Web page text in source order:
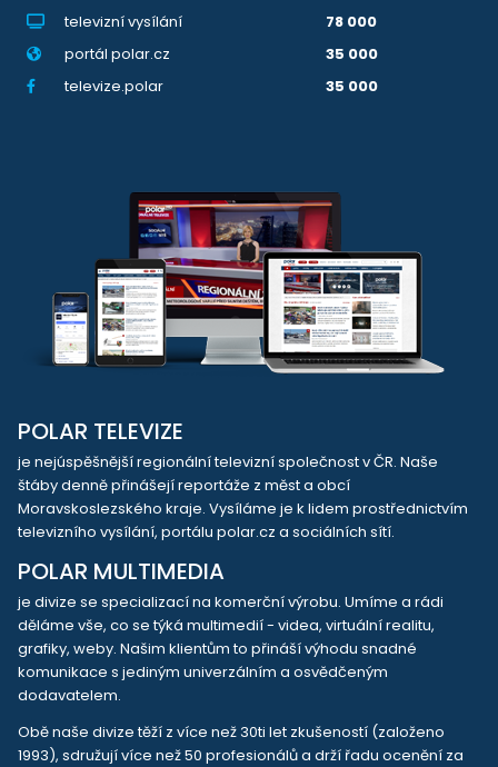
televizní vysílání
78 000
portál polar.cz
35 000
televize.polar
35 000
POLAR TELEVIZE
je nejúspěšnější regionální televizní společnost v ČR. Naše
štáby denně přinášejí reportáže z měst a obcí
Moravskoslezského kraje. Vysíláme je k lidem prostřednictvím
televizního vysílání, portálu polar.cz a sociálních sítí.
POLAR MULTIMEDIA
je divize se specializací na komerční výrobu. Umíme a rádi
děláme vše, co se týká multimedií - videa, virtuální realitu,
grafiky, weby. Našim klientům to přináší výhodu snadné
komunikace s jediným univerzálním a osvědčeným
dodavatelem.
Obě naše divize těží z více než 30ti let zkušeností (založeno
1993), sdružují více než 50 profesionálů a drží řadu ocenění za